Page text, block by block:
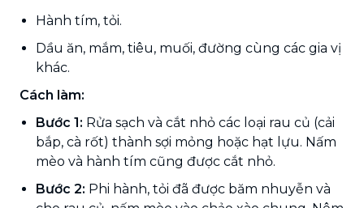
Hành tím, tỏi.
Dầu ăn, mắm, tiêu, muối, đường cùng các gia vị
khác.
Cách làm:
Bước 1: Rửa sạch và cắt nhỏ các loại rau củ (cải
bắp, cà rốt) thành sợi mỏng hoặc hạt lựu. Nấm
mèo và hành tím cũng được cắt nhỏ.
Bước 2: Phi hành, tỏi đã được băm nhuyễn và